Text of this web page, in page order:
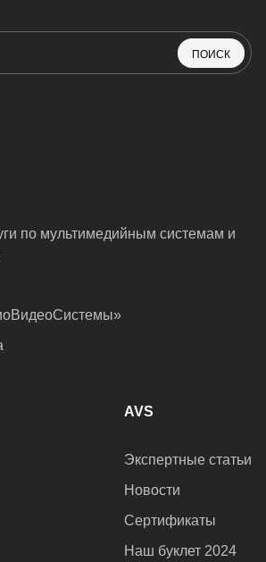
ПОИСК
по мультимедийным системам и
AVS
Экспертные статьи
Новости
Сертификаты
Наш буклет 2024